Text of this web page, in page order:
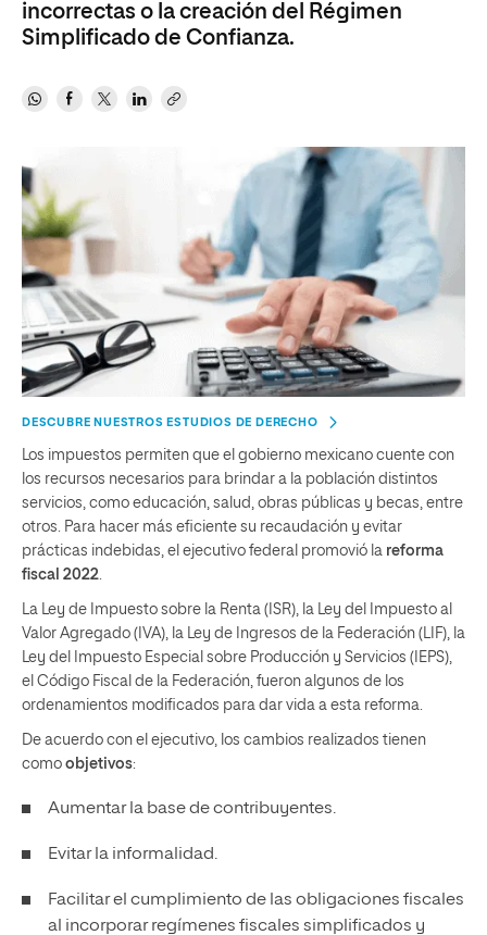
incorrectas o la creación del Régimen
Simplificado de Confianza.
DESCUBRE NUESTROS ESTUDIOS DE DERECHO
Los impuestos permiten que el gobierno mexicano cuente con
los recursos necesarios para brindar a la población distintos
servicios, como educación, salud, obras públicas y becas, entre
otros. Para hacer más eficiente su recaudación y evitar
prácticas indebidas, el ejecutivo federal promovió la reforma
fiscal 2022
La Ley de Impuesto sobre la Renta (ISR), la Ley del Impuesto al
Valor Agregado (IVA), la Ley de Ingresos de la Federación (LIF), la
Ley del Impuesto Especial sobre Producción y Servicios (IEPS),
el Código Fiscal de la Federación, fueron algunos de los
ordenamientos modificados para dar vida a esta reforma.
De acuerdo con el ejecutivo, los cambios realizados tienen
como objetivos:
Aumentar la base de contribuyentes.
Evitar la informalidad.
Facilitar el cumplimiento de las obligaciones fiscales
al incorporar regímenes fiscales simplificados y